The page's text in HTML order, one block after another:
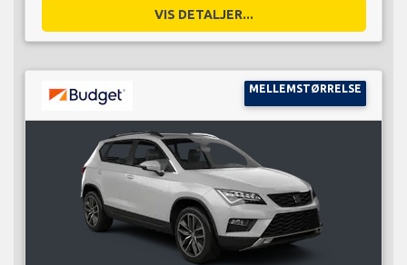
VIS DETALJER...
MELLEMSTØRRELSE